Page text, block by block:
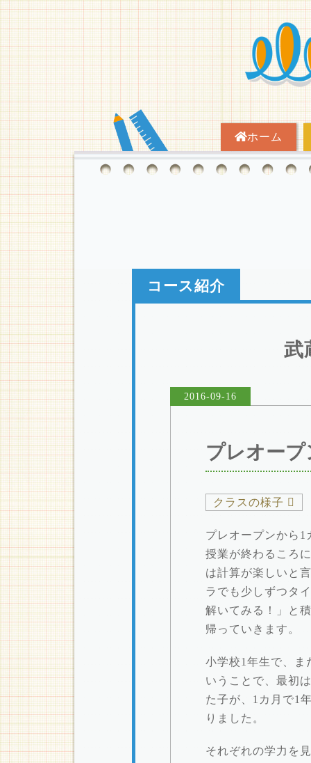
ホーム
コース紹介
武
2016-09-16
プレオー
クラスの様子
プレオープンから1
授業が終わるころ
は計算が楽しいと
ラでも少しずつタ
解いてみる！」と
帰っていきます。
小学校1年生で、ま
いうことで、最初
た子が、1カ月で1
りました。
それぞれの学力を